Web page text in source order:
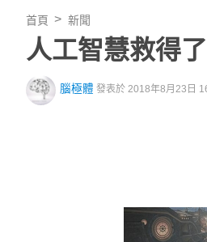
首頁 新聞
人工智慧救得
腦極體 發表於 2018年8月23日